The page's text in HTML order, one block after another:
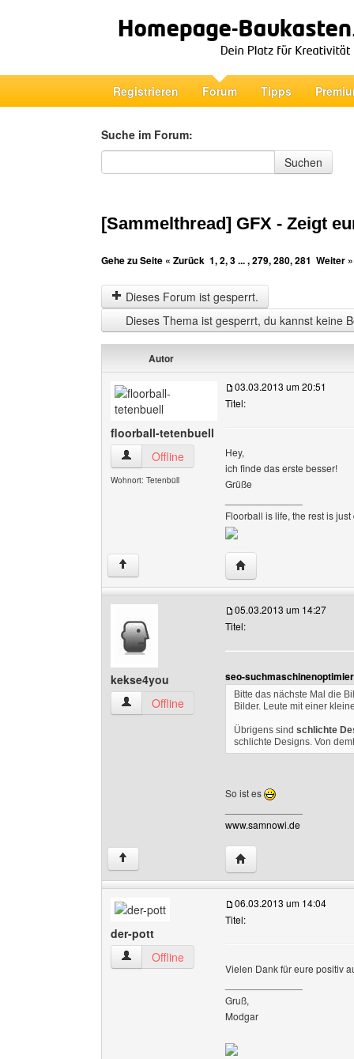
Registrieren Forum Tipps
Suche im Forum:
Suche im Forum
Suchen
[Sammelthread] GFX - Zeigt
Gehe zu Seite « Zurück 1,2,3... ,279,280,281 Weiter »
Dieses Forum ist gesperrt.
Dieses Thema ist gesperrt, du kannst keine
Autor
floorball-tetenbuell
floorball-tetenbuell Benutzer-Profile anzeigen
Offline
Wohnort: Tetenbüll
03.03.2013 um 20:51
Titel:
Hey,
ich finde das erste besser!
Grüße
Floorball is life, the rest is just
↑ Website dieses
kekse4you
kekse4you Benutzer-Profile anzeigen
Offline
05.03.2013 um 14:27
Titel:
seo-
Bitte das nächste Mal die
Bilder. Leute mit einer
Übrigens sind schlichte
schlichte Designs. Von
So ist es
www.samnowi.de
↑ Website dieses
der-pott
der-pott Benutzer-Profile anzeigen
Offline
06.03.2013 um 14:04
Titel:
Vielen Dank für eure positiv
Gruß,
Modgar